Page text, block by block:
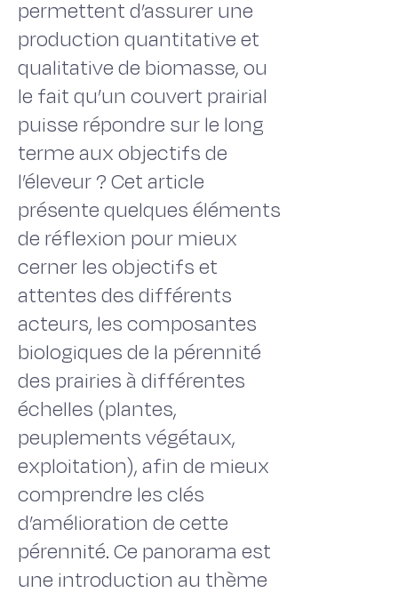
permettent d’assurer une
production quantitative et
qualitative de biomasse, ou
le fait qu’un couvert prairial
puisse répondre sur le long
terme aux objectifs de
l’éleveur ? Cet article
présente quelques éléments
de réflexion pour mieux
cerner les objectifs et
attentes des différents
acteurs, les composantes
biologiques de la pérennité
des prairies à différentes
échelles (plantes,
peuplements végétaux,
exploitation), afin de mieux
comprendre les clés
d’amélioration de cette
pérennité. Ce panorama est
une introduction au thème